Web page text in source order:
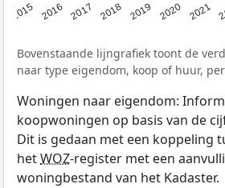
2015 2016 2017 2018 2019 2020 2021
Bovenstaande lijngrafiek toont de
naar type eigendom, koop of huur,
Woningen naar eigendom:
koopwoningen op basis van de
Dit is gedaan met een koppeling
hetWOZ-register met een
woningbestand van het Kadaster.